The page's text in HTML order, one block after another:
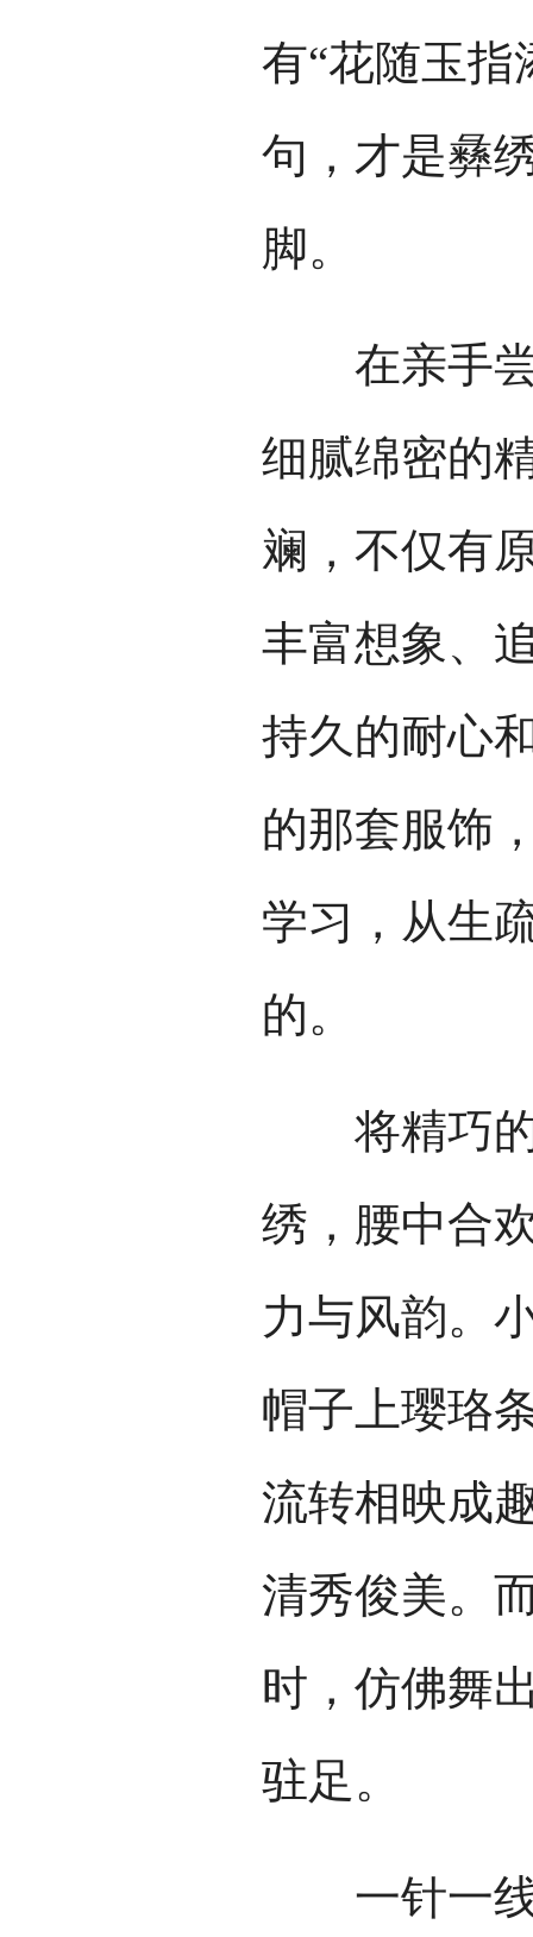
有“花随玉指
句，才是彝
脚。
在亲手尝
细腻绵密的
斓，不仅有
丰富想象、
持久的耐心
的那套服饰
学习，从生
的。
将精巧的
绣，腰中合
力与风韵。
帽子上璎珞
流转相映成
清秀俊美。
时，仿佛舞
驻足。
一针一线